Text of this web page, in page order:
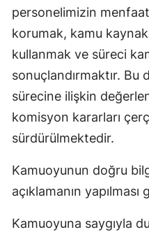
personelimizin
korumak, kamu
kullanmak ve süreci
sonuçlandırmaktır.
sürecine ilişkin
komisyon kararları
sürdürülmektedir.
Kamuoyunun doğru
açıklamanın
Kamuoyuna saygıyla